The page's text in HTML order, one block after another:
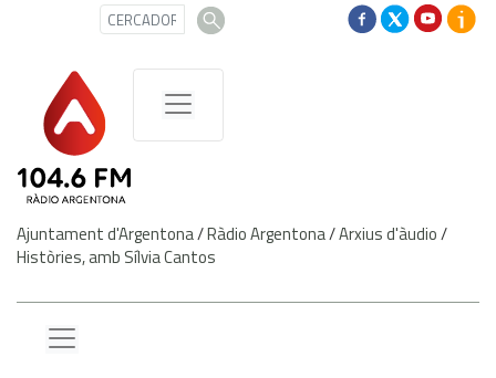
Ajuntament d'Argentona/Ràdio Argentona/Arxius d'àudio/
Històries, amb Sílvia Cantos